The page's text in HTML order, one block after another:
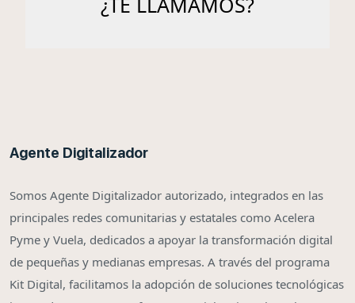
Agente Digitalizador
Somos Agente Digitalizador autorizado, integrados en las
principales redes comunitarias y estatales como Acelera
Pyme y Vuela, dedicados a apoyar la transformación digital
de pequeñas y medianas empresas. A través del programa
Kit Digital, facilitamos la adopción de soluciones tecnológicas